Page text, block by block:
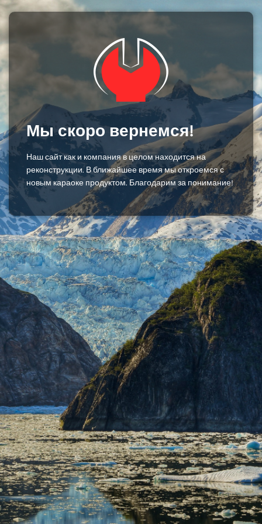
Мы скоро вернемся!
Наш сайт как и компания в целом находится на
реконструкции. В ближайшее время мы откроемся с
новым караоке продуктом. Благодарим за понимание!